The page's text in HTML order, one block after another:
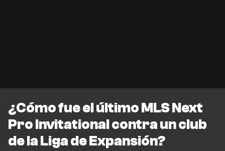
¿Cómo fue el último MLS Next
Pro Invitational contra un club
de la Liga de Expansión?